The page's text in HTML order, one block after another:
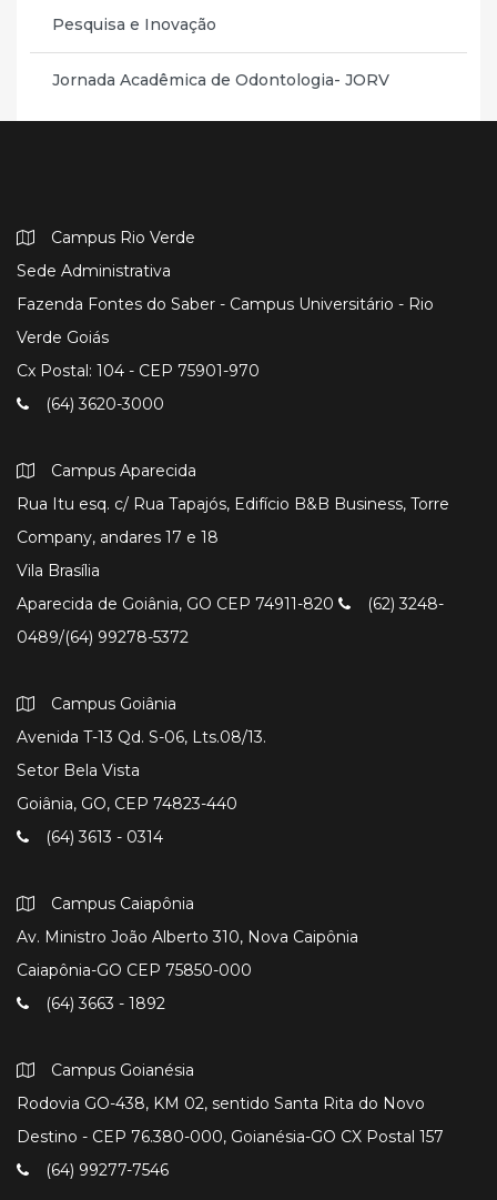
Pesquisa e Inovação
Jornada Acadêmica de Odontologia- JORV
Campus Rio Verde
Sede Administrativa
Fazenda Fontes do Saber - Campus Universitário - Rio
Verde Goiás
Cx Postal: 104 - CEP 75901-970
(64) 3620-3000
Campus Aparecida
Rua Itu esq. c/ Rua Tapajós, Edifício B&B Business, Torre
Company, andares 17 e 18
Vila Brasília
Aparecida de Goiânia, GO CEP 74911-820
(62) 3248-
0489/(64) 99278-5372
Campus Goiânia
Avenida T-13 Qd. S-06, Lts.08/13.
Setor Bela Vista
Goiânia, GO, CEP 74823-440
(64) 3613 - 0314
Campus Caiapônia
Av. Ministro João Alberto 310, Nova Caipônia
Caiapônia-GO CEP 75850-000
(64) 3663 - 1892
Campus Goianésia
Rodovia GO-438, KM 02, sentido Santa Rita do Novo
Destino - CEP 76.380-000, Goianésia-GO CX Postal 157
(64) 99277-7546